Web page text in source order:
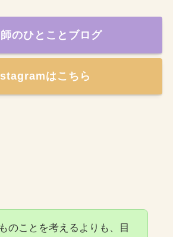
のひとことブログ
はこちら
のことを考えるよりも、目